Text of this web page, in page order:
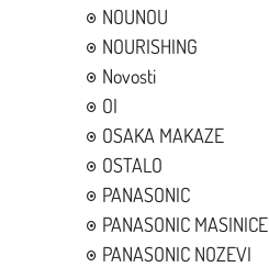
NOUNOU
NOURISHING
Novosti
OI
OSAKA MAKAZE
OSTALO
PANASONIC
PANASONIC MASINICE
PANASONIC NOZEVI